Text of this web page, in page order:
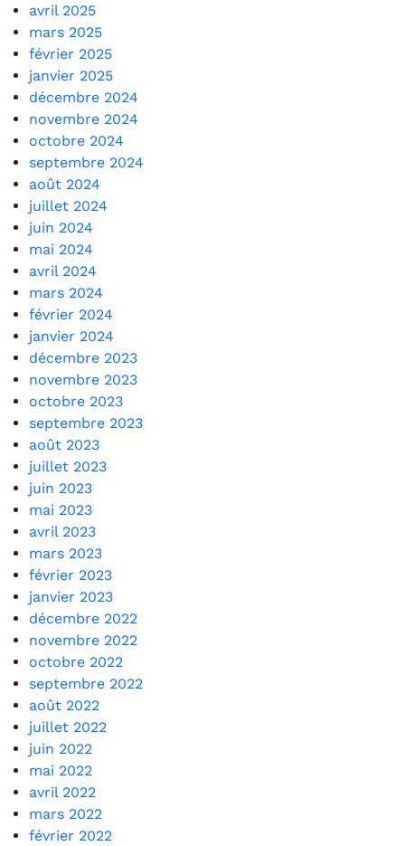
avril 2025
mars 2025
février 2025
janvier 2025
décembre 2024
novembre 2024
octobre 2024
septembre 2024
août 2024
juillet 2024
juin 2024
mai 2024
avril 2024
mars 2024
février 2024
janvier 2024
décembre 2023
novembre 2023
octobre 2023
septembre 2023
août 2023
juillet 2023
juin 2023
mai 2023
avril 2023
mars 2023
février 2023
janvier 2023
décembre 2022
novembre 2022
octobre 2022
septembre 2022
août 2022
juillet 2022
juin 2022
mai 2022
avril 2022
mars 2022
février 2022